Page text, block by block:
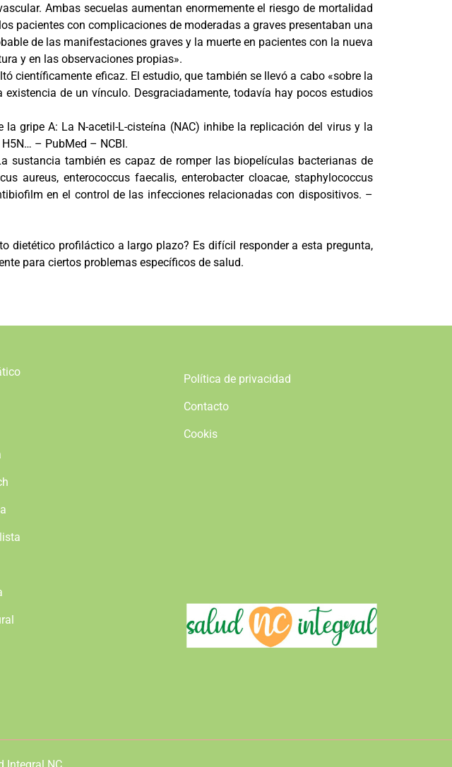
Ambas secuelas aumentan enormemente el riesgo de mortalidad
pacientes con complicaciones de moderadas a graves presentaban una
de las manifestaciones graves y la muerte en pacientes con la nueva
y en las observaciones propias».
científicamente eficaz. El estudio, que también se llevó a cabo «sobre la
de un vínculo. Desgraciadamente, todavía hay pocos estudios
gripe A: La N-acetil-L-cisteína (NAC) inhibe la replicación del virus y la
– PubMed – NCBI.
sustancia también es capaz de romper las biopelículas bacterianas de
aureus, enterococcus faecalis, enterobacter cloacae, staphylococcus
en el control de las infecciones relacionadas con dispositivos. –
dietético profiláctico a largo plazo? Es difícil responder a esta pregunta,
para ciertos problemas específicos de salud.
Política de privacidad
Contacto
Cookis
Integral NC